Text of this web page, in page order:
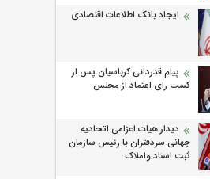
ایجاد بانک اطلاعات اقتصادی
پیام قدردانی کرباسیان پس از
کسب رای اعتماد از مجلس
دیدار هیات اعزامی اتحادیه
جهانی سردفتران با رئیس سازمان
ثبت اسناد واملاک